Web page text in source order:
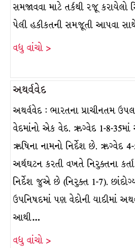
સમજાવવા માટે તર્કથી રજૂ કરાયેલો
પેલી હકીકતની સમજૂતી આપવા
વધુ વાંચો >
અથર્વવેદ
અથર્વવેદ : ભારતના પ્રાચીનતમ
વેદમાંનો એક વેદ. ઋગ્વેદ 1-8-35માં
ઋષિના નામનો નિર્દેશ છે. ઋગ્વેદ
અર્થઘટન કરતી વખતે નિરુક્તના
નિર્દેશ જુએ છે (નિરુક્ત 1-7).
ઉપનિષદમાં પણ વેદોની યાદીમાં
આથી…
વધુ વાંચો >